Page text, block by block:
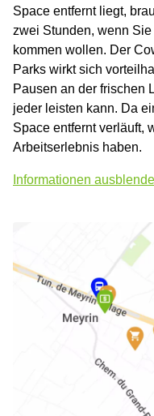
Space entfernt liegt,
zwei Stunden, wenn
kommen wollen. Der
Parks wirkt sich
Pausen an der frischen
jeder leisten kann. Da
Space entfernt verläuft,
Arbeitserlebnis haben.
Informationen